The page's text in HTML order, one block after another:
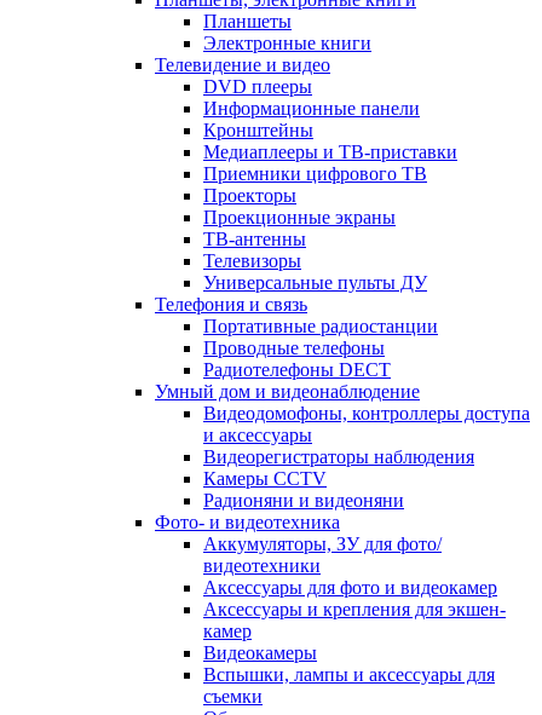
Планшеты
Электронные книги
Телевидение и видео
DVD плееры
Информационные панели
Кронштейны
Медиаплееры и ТВ-приставки
Приемники цифрового ТВ
Проекторы
Проекционные экраны
ТВ-антенны
Телевизоры
Универсальные пульты ДУ
Телефония и связь
Портативные радиостанции
Проводные телефоны
Радиотелефоны DECT
Умный дом и видеонаблюдение
Видеодомофоны, контроллеры доступа
и аксессуары
Видеорегистраторы наблюдения
Камеры CCTV
Радионяни и видеоняни
Фото- и видеотехника
Аккумуляторы, ЗУ для фото/
видеотехники
Аксессуары для фото и видеокамер
Аксессуары и крепления для экшен-
камер
Видеокамеры
Вспышки, лампы и аксессуары для
съемки